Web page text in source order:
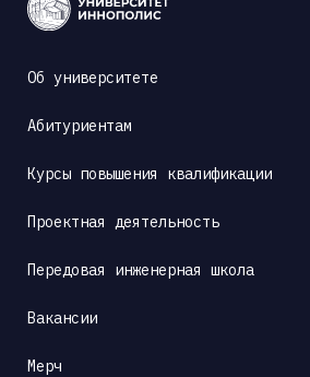
Об университете
Абитуриентам
Курсы повышения квалификации
Проектная деятельность
Передовая инженерная школа
Вакансии
Мерч